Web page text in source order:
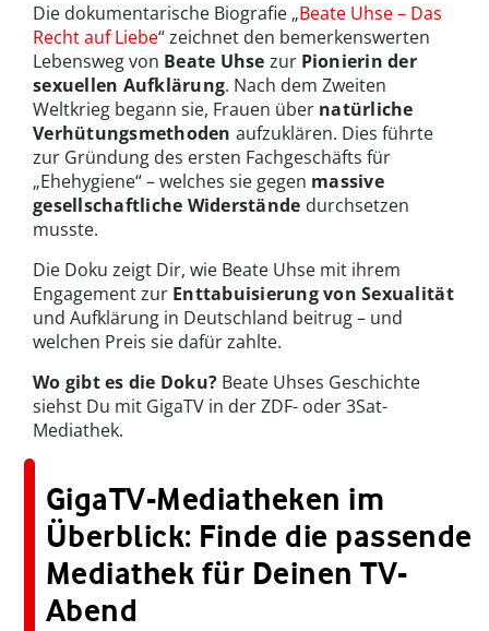
Die dokumentarische Biografie „Beate Uhse – Das
Recht auf Liebe“ zeichnet den bemerkenswerten
Lebensweg von Beate Uhse zur Pionierin der
sexuellen Aufklärung. Nach dem Zweiten
Weltkrieg begann sie, Frauen über natürliche
Verhütungsmethoden aufzuklären. Dies führte
zur Gründung des ersten Fachgeschäfts für
„Ehehygiene“ – welches sie gegen massive
gesellschaftliche Widerstände durchsetzen
musste.
Die Doku zeigt Dir, wie Beate Uhse mit ihrem
Engagement zur Enttabuisierung von Sexualität
und Aufklärung in Deutschland beitrug – und
welchen Preis sie dafür zahlte.
Wo gibt es die Doku? Beate Uhses Geschichte
siehst Du mit GigaTV in der ZDF- oder 3Sat-
Mediathek.
GigaTV-Mediatheken im
Überblick: Finde die passende
Mediathek für Deinen TV-
Abend